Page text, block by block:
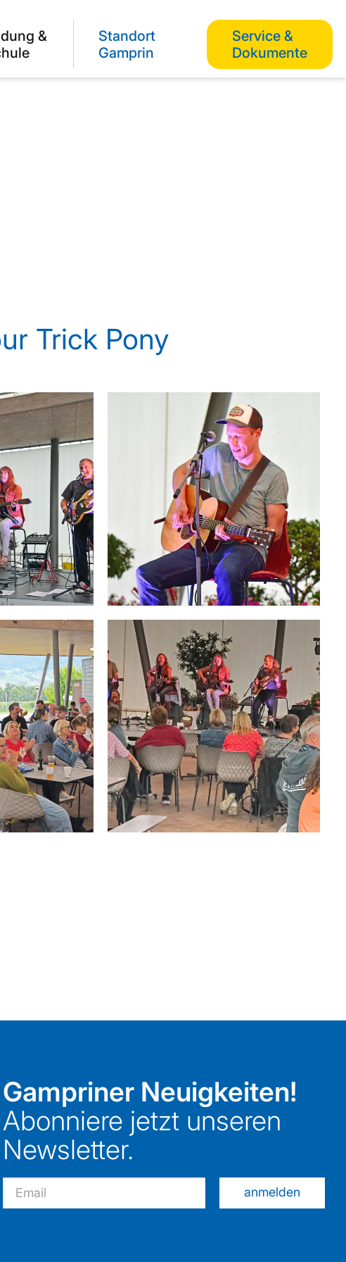
&
Standort
Gamprin
Service &
Dokumente
Trick Pony
Gampriner Neuigkeiten!
Abonniere jetzt unseren
Newsletter.
Email anmelden